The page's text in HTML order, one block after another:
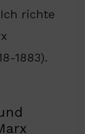
richte
1883).